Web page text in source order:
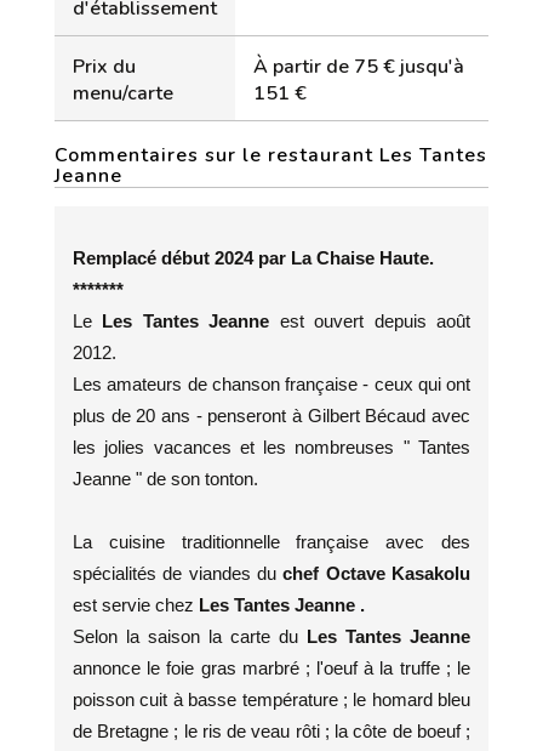
d'établissement
Prix du
menu/carte
À partir de 75 € jusqu'à
151 €
Commentaires sur le restaurant Les Tantes
Jeanne
Remplacé début 2024 par La Chaise Haute.
*******
Le Les Tantes Jeanne est ouvert depuis août
2012.
Les amateurs de chanson française - ceux qui ont
plus de 20 ans - penseront à Gilbert Bécaud avec
les jolies vacances et les nombreuses " Tantes
Jeanne " de son tonton.
La cuisine traditionnelle française avec des
spécialités de viandes duchef Octave Kasakolu
est servie chez Les Tantes Jeanne .
Selon la saison la carte du Les Tantes Jeanne
annonce le foie gras marbré ; l'oeuf à la truffe ; le
poisson cuit à basse température ; le homard bleu
de Bretagne ; le ris de veau rôti ; la côte de boeuf ;